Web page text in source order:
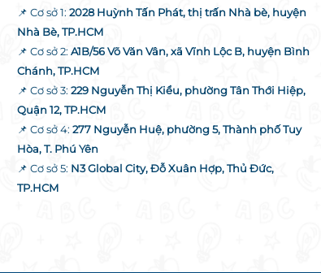
📌 Cơ sở 1: 2028 Huỳnh Tấn Phát, thị trấn Nhà bè, huyện
Nhà Bè, TP.HCM
📌 Cơ sở 2: A1B/56 Võ Văn Vân, xã Vĩnh Lộc B, huyện Bình
Chánh, TP.HCM
📌 Cơ sở 3: 229 Nguyễn Thị Kiểu, phường Tân Thới Hiệp,
Quận 12, TP.HCM
📌 Cơ sở 4: 277 Nguyễn Huệ, phường 5, Thành phố Tuy
Hòa, T. Phú Yên
📌 Cơ sở 5: N3 Global City, Đỗ Xuân Hợp, Thủ Đức,
TP.HCM